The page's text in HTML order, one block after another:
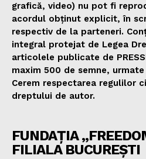
grafică, video) nu pot fi
acordul obținut explicit, în
respectiv de la parteneri.
integral protejat de Legea
articolele publicate de
maxim 500 de semne,
Cerem respectarea regulilor
dreptului de autor.
FUNDAȚIA
FILIALA BUCUREȘTI